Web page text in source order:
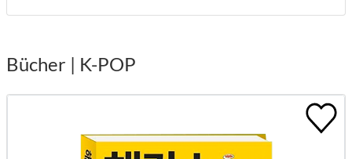
Bücher | K-POP